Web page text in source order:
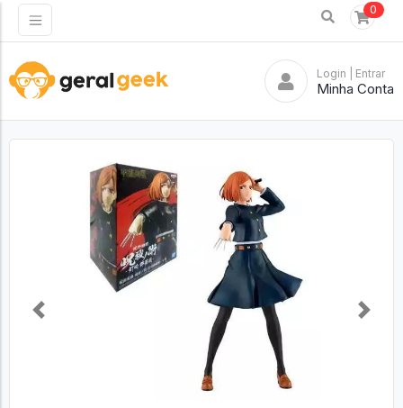
0
Login | Entrar
Minha Conta
Previous Next